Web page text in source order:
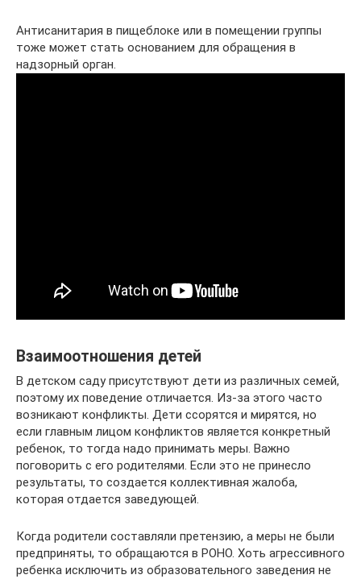
Антисанитария в пищеблоке или в помещении группы
тоже может стать основанием для обращения в
надзорный орган.
Взаимоотношения детей
В детском саду присутствуют дети из различных семей,
поэтому их поведение отличается. Из-за этого часто
возникают конфликты. Дети ссорятся и мирятся, но
если главным лицом конфликтов является конкретный
ребенок, то тогда надо принимать меры. Важно
поговорить с его родителями. Если это не принесло
результаты, то создается коллективная жалоба,
которая отдается заведующей.
Когда родители составляли претензию, а меры не были
предприняты, то обращаются в РОНО. Хоть агрессивного
ребенка исключить из образовательного заведения не